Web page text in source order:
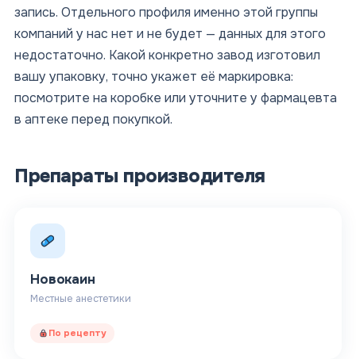
запись. Отдельного профиля именно этой группы
компаний у нас нет и не будет — данных для этого
недостаточно. Какой конкретно завод изготовил
вашу упаковку, точно укажет её маркировка:
посмотрите на коробке или уточните у фармацевта
в аптеке перед покупкой.
Препараты производителя
Новокаин
Местные анестетики
По рецепту